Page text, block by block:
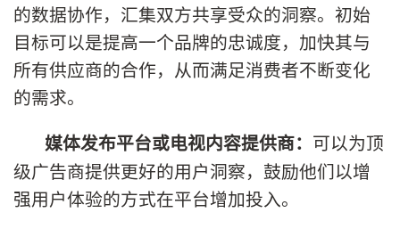
的数据协作，汇集双方共享受众的洞察。初始
目标可以是提高一个品牌的忠诚度，加快其与
所有供应商的合作，从而满足消费者不断变化
的需求。
媒体发布平台或电视内容提供商： 可以为顶
级广告商提供更好的用户洞察，鼓励他们以增
强用户体验的方式在平台增加投入。